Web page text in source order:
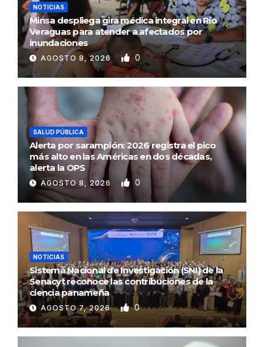
NOTICIAS
Minsa despliega gira médica integral en Río
Veraguas para atender a afectados por
inundaciones
AGOSTO 8, 2026 0
SALUD PÚBLICA
Alerta por sarampión: 2026 registra el pico
más alto en las Américas en dos décadas,
alerta la OPS
AGOSTO 8, 2026 0
NOTICIAS
Sistema Nacional de Investigación (SNI) de la
Senacyt reconoce las contribuciones de la
ciencia panameña
AGOSTO 7, 2026 0